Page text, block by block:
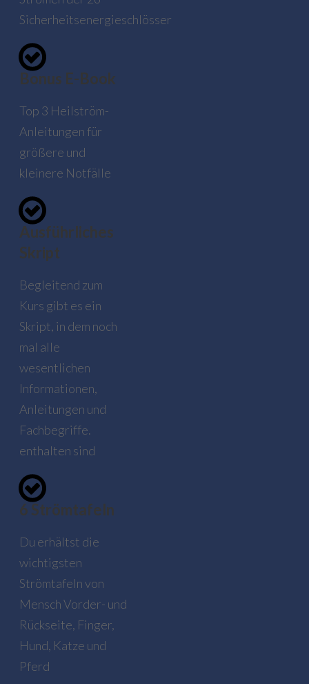
Sicherheitsenergieschlösser
Bonus E-Book
Top 3 Heilström-
Anleitungen für
größere und
kleinere Notfälle
Ausführliches
Skript
Begleitend zum
Kurs gibt es ein
Skript, in dem noch
mal alle
wesentlichen
Informationen,
Anleitungen und
Fachbegriffe.
enthalten sind
6 Strömtafeln
Du erhältst die
wichtigsten
Strömtafeln von
Mensch Vorder- und
Rückseite, Finger,
Hund, Katze und
Pferd